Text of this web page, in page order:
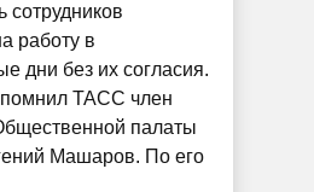
сотрудников
работу в
дни без их согласия.
ТАСС член
палаты
Машаров. По его